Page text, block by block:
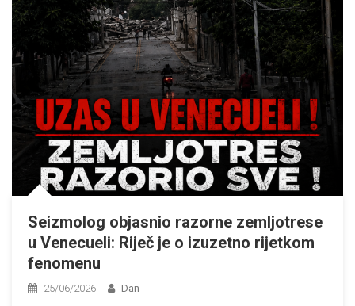
Seizmolog objasnio razorne zemljotrese
u Venecueli: Riječ je o izuzetno rijetkom
fenomenu
25/06/2026 Dan